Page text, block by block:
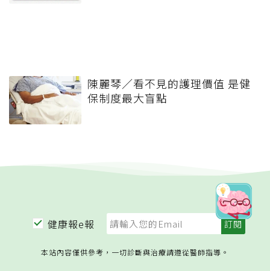
陳麗琴／看不見的護理價值 是健
保制度最大盲點
健康報e報
本站內容僅供參考，一切診斷與治療請遵從醫師指導。